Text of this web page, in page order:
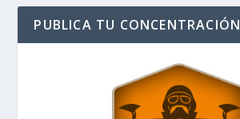
PUBLICA TU CONCENTRACIÓN